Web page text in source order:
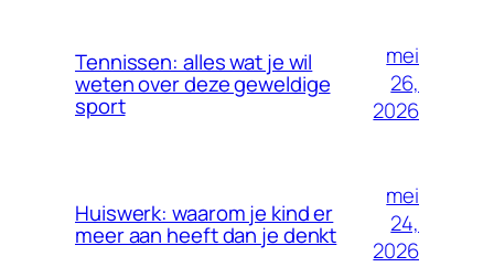
Tennissen: alles wat je wil
weten over deze geweldige
sport
mei
26,
2026
Huiswerk: waarom je kind er
meer aan heeft dan je denkt
mei
24,
2026